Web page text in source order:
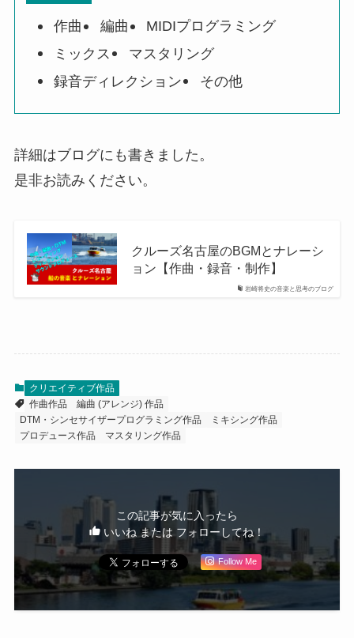
作曲 編曲
MIDIプログラミング
ミックス
マスタリング
録音ディレクション
その他
詳細はブログにも書きました。
是非お読みください。
岩崎将史の音楽と思考のブログ
クルーズ名古屋のBGMとナレーシ
ョン【作曲・録音・制作】
クリエイティブ作品
作曲作品
編曲 (アレンジ) 作品
DTM・シンセサイザープログラミング作品
ミキシング作品
プロデュース作品
マスタリング作品
この記事が気に入ったら
いいね または フォローしてね！
Follow Me